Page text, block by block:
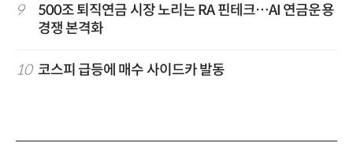
9
500조 퇴직연금 시장 노리는 RA 핀테크…AI 연금운용
경쟁 본격화
10 코스피 급등에 매수 사이드카 발동